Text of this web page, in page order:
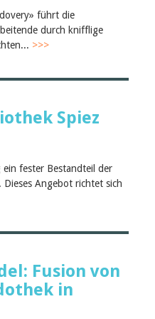
führt die
durch knifflige
>>>
Spiez
ein fester Bestandteil der
Angebot richtet sich
Fusion von
in